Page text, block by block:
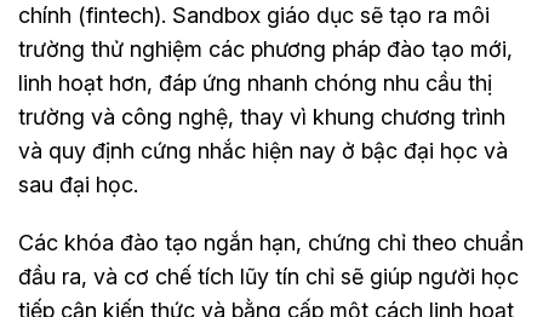
chính (fintech). Sandbox giáo dục sẽ tạo ra môi
trường thử nghiệm các phương pháp đào tạo mới,
linh hoạt hơn, đáp ứng nhanh chóng nhu cầu thị
trường và công nghệ, thay vì khung chương trình
và quy định cứng nhắc hiện nay ở bậc đại học và
sau đại học.
Các khóa đào tạo ngắn hạn, chứng chỉ theo chuẩn
đầu ra, và cơ chế tích lũy tín chỉ sẽ giúp người học
tiếp cận kiến thức và bằng cấp một cách linh hoạt